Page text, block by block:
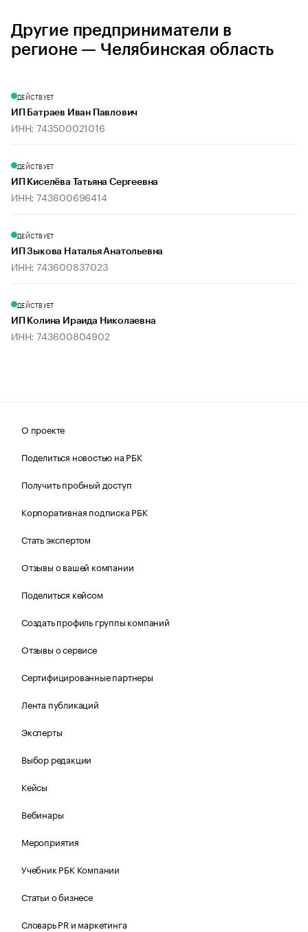
Другие предприниматели в
регионе — Челябинская область
ДЕЙСТВУЕТ
ИП Батраев Иван Павлович
ИНН: 743500021016
ДЕЙСТВУЕТ
ИП Киселёва Татьяна Сергеевна
ИНН: 743600696414
ДЕЙСТВУЕТ
ИП Зыкова Наталья Анатольевна
ИНН: 743600837023
ДЕЙСТВУЕТ
ИП Колина Ираида Николаевна
ИНН: 743600804902
О проекте
Поделиться новостью на РБК
Получить пробный доступ
Корпоративная подписка РБК
Стать экспертом
Отзывы о вашей компании
Поделиться кейсом
Создать профиль группы компаний
Отзывы о сервисе
Сертифицированные партнеры
Лента публикаций
Эксперты
Выбор редакции
Кейсы
Вебинары
Мероприятия
Учебник РБК Компании
Статьи о бизнесе
Словарь PR и маркетинга